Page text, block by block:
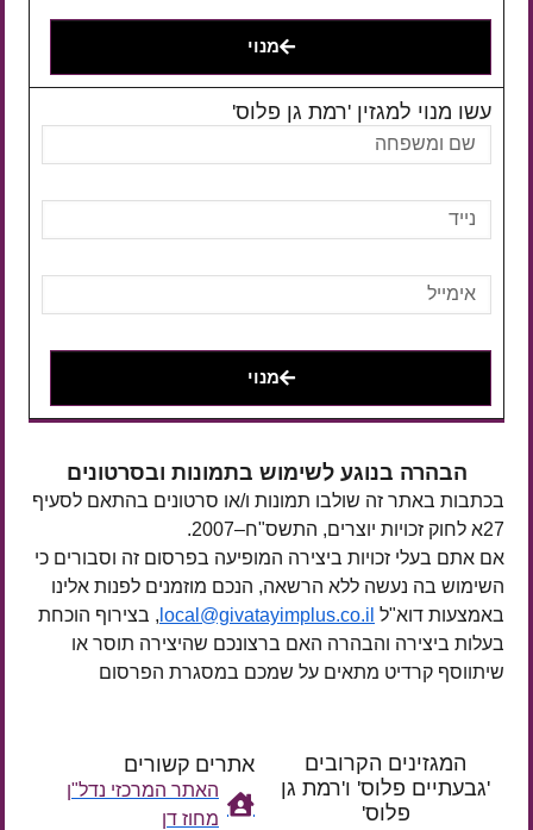
מנוי
עשו מנוי למגזין 'רמת גן פלוס'
מנוי
הבהרה בנוגע לשימוש בתמונות ובסרטונים
בכתבות באתר זה שולבו תמונות ו/או סרטונים בהתאם לסעיף
27א לחוק זכויות יוצרים, התשס"ח–2007.
אם אתם בעלי זכויות ביצירה המופיעה בפרסום זה וסבורים כי
השימוש בה נעשה ללא הרשאה, הנכם מוזמנים לפנות אלינו
באמצעות דוא"ל local@givatayimplus.co.il , בצירוף הוכחת
בעלות ביצירה והבהרה האם ברצונכם שהיצירה תוסר או
שיתווסף קרדיט מתאים על שמכם במסגרת הפרסום
המגזינים הקרובים
'גבעתיים פלוס' ו'רמת גן
פלוס'
אתרים קשורים
האתר המרכזי נדל"ן
מחוז דן